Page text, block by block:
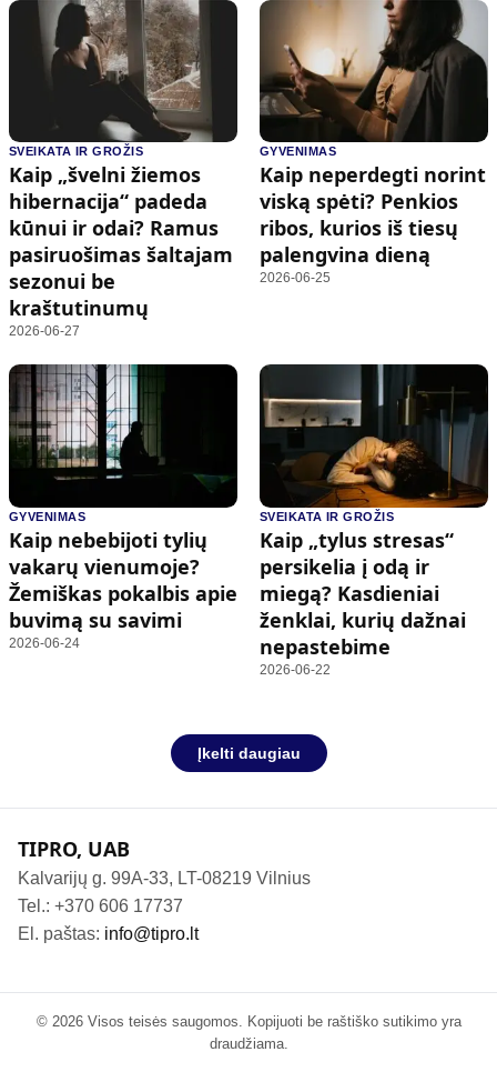
SVEIKATA IR GROŽIS
Kaip „švelni žiemos
hibernacija“ padeda
kūnui ir odai? Ramus
pasiruošimas šaltajam
sezonui be
kraštutinumų
2026-06-27
GYVENIMAS
Kaip neperdegti norint
viską spėti? Penkios
ribos, kurios iš tiesų
palengvina dieną
2026-06-25
GYVENIMAS
Kaip nebebijoti tylių
vakarų vienumoje?
Žemiškas pokalbis apie
buvimą su savimi
2026-06-24
SVEIKATA IR GROŽIS
Kaip „tylus stresas“
persikelia į odą ir
miegą? Kasdieniai
ženklai, kurių dažnai
nepastebime
2026-06-22
Įkelti daugiau
TIPRO, UAB
Kalvarijų g. 99A-33, LT-08219 Vilnius
Tel.: +370 606 17737
El. paštas: info@tipro.lt
© 2026 Visos teisės saugomos. Kopijuoti be raštiško sutikimo yra
draudžiama.